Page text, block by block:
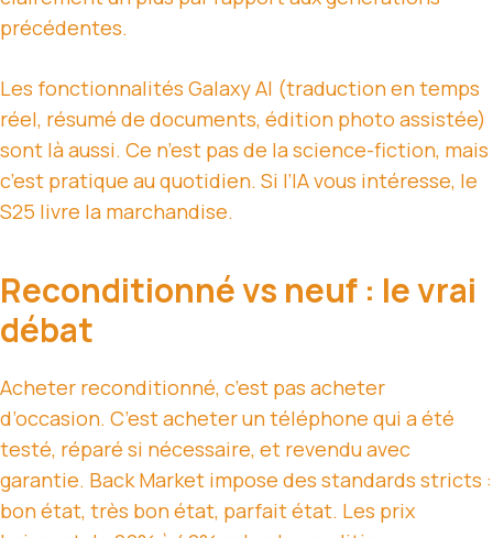
précédentes.
Les fonctionnalités Galaxy AI (traduction en temps
réel, résumé de documents, édition photo assistée)
sont là aussi. Ce n’est pas de la science-fiction, mais
c’est pratique au quotidien. Si l’IA vous intéresse, le
S25 livre la marchandise.
Reconditionné vs neuf : le vrai
débat
Acheter reconditionné, c’est pas acheter
d’occasion. C’est acheter un téléphone qui a été
testé, réparé si nécessaire, et revendu avec
garantie. Back Market impose des standards stricts :
bon état, très bon état, parfait état. Les prix